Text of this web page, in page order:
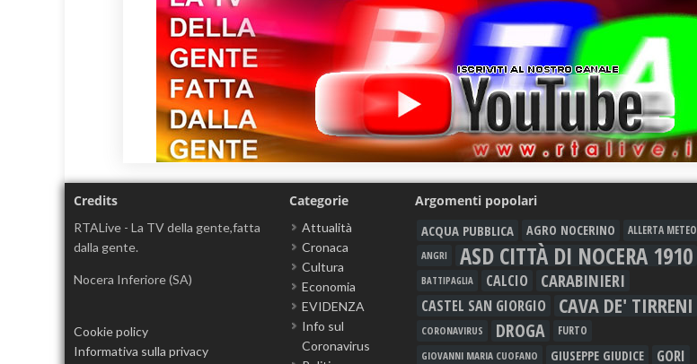
Credits
RTALive - La TV della gente,fatta
dalla gente.
Nocera Inferiore (SA)
Cookie policy
Informativa sulla privacy
Categorie
Attualità
Cronaca
Cultura
Economia
EVIDENZA
Info sul
Coronavirus
Argomenti popolari
ACQUA PUBBLICA AGRO NOCERINO
ALLERTA METEO
ANGRI
ASD CITTÀ DI NOCERA 1910
BATTIPAGLIA CALCIO CARABINIERI
CASTEL SAN GIORGIO CAVA DE' TIRRENI
CORONAVIRUS DROGA FURTO
GIOVANNI MARIA CUOFANO GIUSEPPE GIUDICE GORI